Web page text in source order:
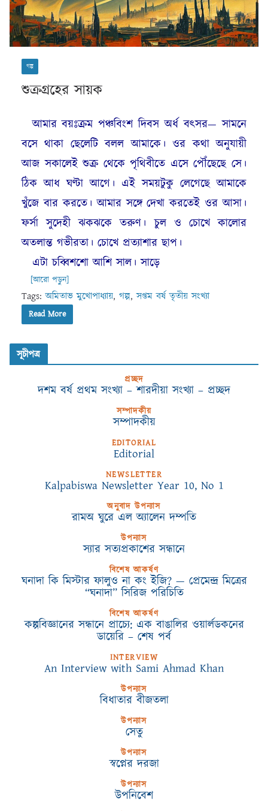
গল্প
শুক্রগ্রহের সায়ক
আমার বয়ঃক্রম পঞ্চবিংশ দিবস অর্ধ বৎসর— সামনে
বসে থাকা ছেলেটি বলল আমাকে। ওর কথা অনুযায়ী
আজ সকালেই শুক্র থেকে পৃথিবীতে এসে পৌঁছেছে সে।
ঠিক আধ ঘণ্টা আগে। এই সময়টুকু লেগেছে আমাকে
খুঁজে বার করতে। আমার সঙ্গে দেখা করতেই ওর আসা।
ফর্সা সুদেহী ঝকঝকে তরুণ। চুল ও চোখে কালোর
অতলান্ত গভীরতা। চোখে প্রত্যাশার ছাপ।
এটা চব্বিশশো আশি সাল। সাড়ে
[আরো পড়ুন]
Tags:অমিতাভ মুখোপাধ্যায়, গল্প,সপ্তম বর্ষ তৃতীয় সংখ্যা
Read More
সূচীপত্র
প্রচ্ছদ
দশম বর্ষ প্রথম সংখ্যা – শারদীয়া সংখ্যা – প্রচ্ছদ
সম্পাদকীয়
সম্পাদকীয়
EDITORIAL
Editorial
NEWSLETTER
Kalpabiswa Newsletter Year 10, No 1
অনুবাদ উপন্যাস
রামঅ ঘুরে এল অ্যালেন দম্পতি
উপন্যাস
স্যার সত্যপ্রকাশের সন্ধানে
বিশেষ আকর্ষণ
ঘনাদা কি মিস্টার ফালুও না কং ইজি? — প্রেমেন্দ্র মিত্রের
“ঘনাদা” সিরিজ পরিচিতি
বিশেষ আকর্ষণ
কল্পবিজ্ঞানের সন্ধানে প্রাচ্যে: এক বাঙালির ওয়ার্লডকনের
ডায়েরি – শেষ পর্ব
INTERVIEW
An Interview with Sami Ahmad Khan
উপন্যাস
বিধাতার বীজতলা
উপন্যাস
সেতু
উপন্যাস
স্বপ্নের দরজা
উপন্যাস
উপনিবেশ